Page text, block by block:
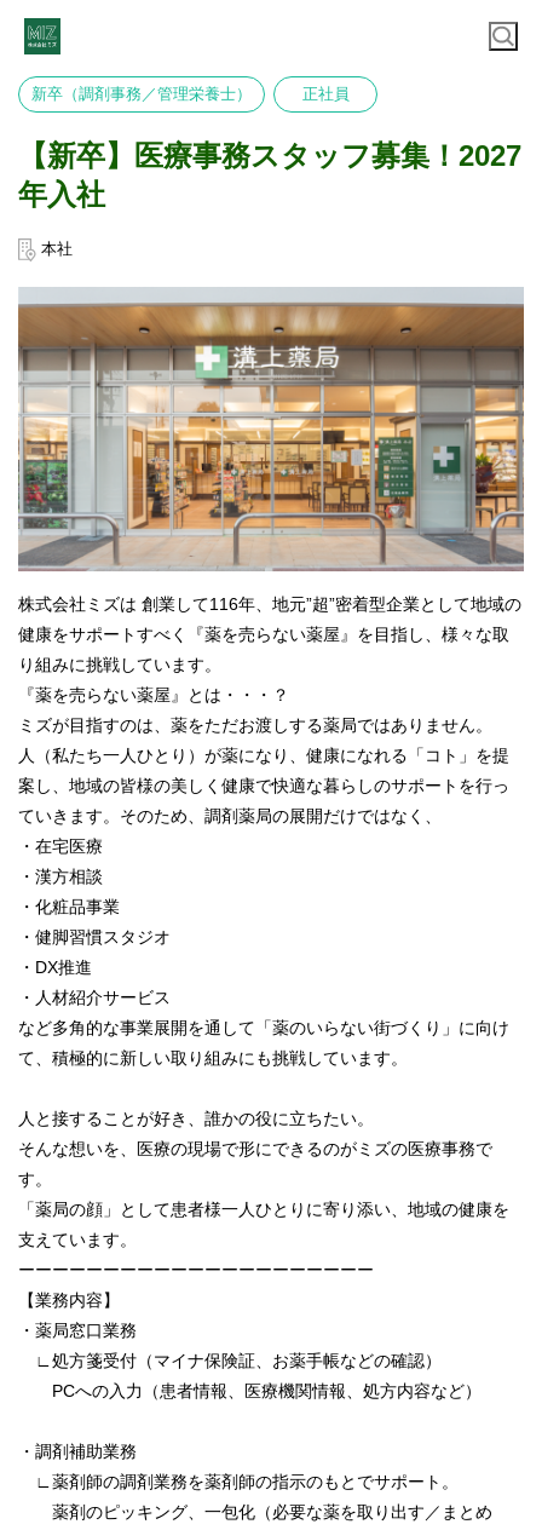
新卒（調剤事務／管理栄養士） 正社員
【新卒】医療事務スタッフ募集！2027
年入社
本社
株式会社ミズは 創業して116年、地元”超”密着型企業として地域の
健康をサポートすべく『薬を売らない薬屋』を目指し、様々な取
り組みに挑戦しています。
『薬を売らない薬屋』とは・・・？
ミズが目指すのは、薬をただお渡しする薬局ではありません。
人（私たち一人ひとり）が薬になり、健康になれる「コト」を提
案し、地域の皆様の美しく健康で快適な暮らしのサポートを行っ
ていきます。そのため、調剤薬局の展開だけではなく、
・在宅医療
・漢方相談
・化粧品事業
・健脚習慣スタジオ
・DX推進
・人材紹介サービス
など多角的な事業展開を通して「薬のいらない街づくり」に向け
て、積極的に新しい取り組みにも挑戦しています。
人と接することが好き、誰かの役に立ちたい。
そんな想いを、医療の現場で形にできるのがミズの医療事務で
す。
「薬局の顔」として患者様一人ひとりに寄り添い、地域の健康を
支えています。
ーーーーーーーーーーーーーーーーーーーーー
【業務内容】
・薬局窓口業務
∟処方箋受付（マイナ保険証、お薬手帳などの確認）
PCへの入力（患者情報、医療機関情報、処方内容など）
・調剤補助業務
∟薬剤師の調剤業務を薬剤師の指示のもとでサポート。
薬剤のピッキング、一包化（必要な薬を取り出す／まとめ